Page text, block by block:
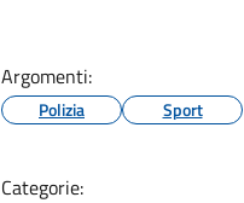
Argomenti:
Polizia Sport
Categorie: